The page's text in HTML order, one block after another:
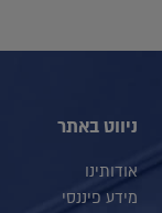
ניווט באתר
אודותינו
מידע פיננסי